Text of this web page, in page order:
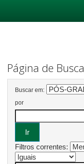
Página de Busca
Buscar em:
por
Filtros correntes: